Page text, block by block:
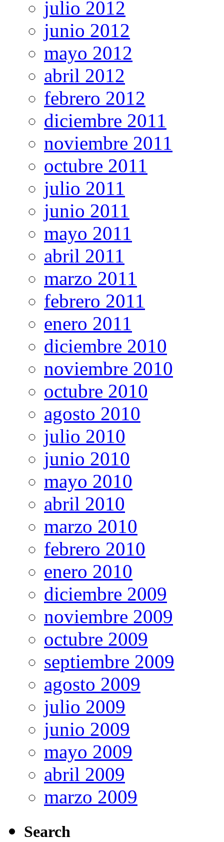
julio 2012
junio 2012
mayo 2012
abril 2012
febrero 2012
diciembre 2011
noviembre 2011
octubre 2011
julio 2011
junio 2011
mayo 2011
abril 2011
marzo 2011
febrero 2011
enero 2011
diciembre 2010
noviembre 2010
octubre 2010
agosto 2010
julio 2010
junio 2010
mayo 2010
abril 2010
marzo 2010
febrero 2010
enero 2010
diciembre 2009
noviembre 2009
octubre 2009
septiembre 2009
agosto 2009
julio 2009
junio 2009
mayo 2009
abril 2009
marzo 2009
Search